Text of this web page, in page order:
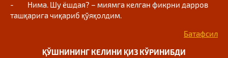
- Нима. Шу ёшдая? – миямга келган фикрни дарров
ташқарига чиқариб қўяқолдим.
Батафсил
ҚЎШНИНИНГ КЕЛИНИ ҚИЗ КЎРИНИБДИ